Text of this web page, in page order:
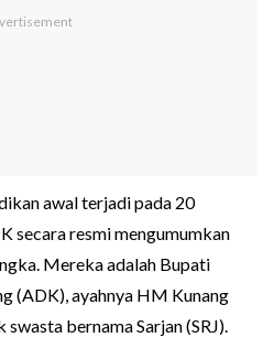
awal terjadi pada 20
secara resmi mengumumkan
Mereka adalah Bupati
(ADK), ayahnya HM Kunang
bernama Sarjan (SRJ).